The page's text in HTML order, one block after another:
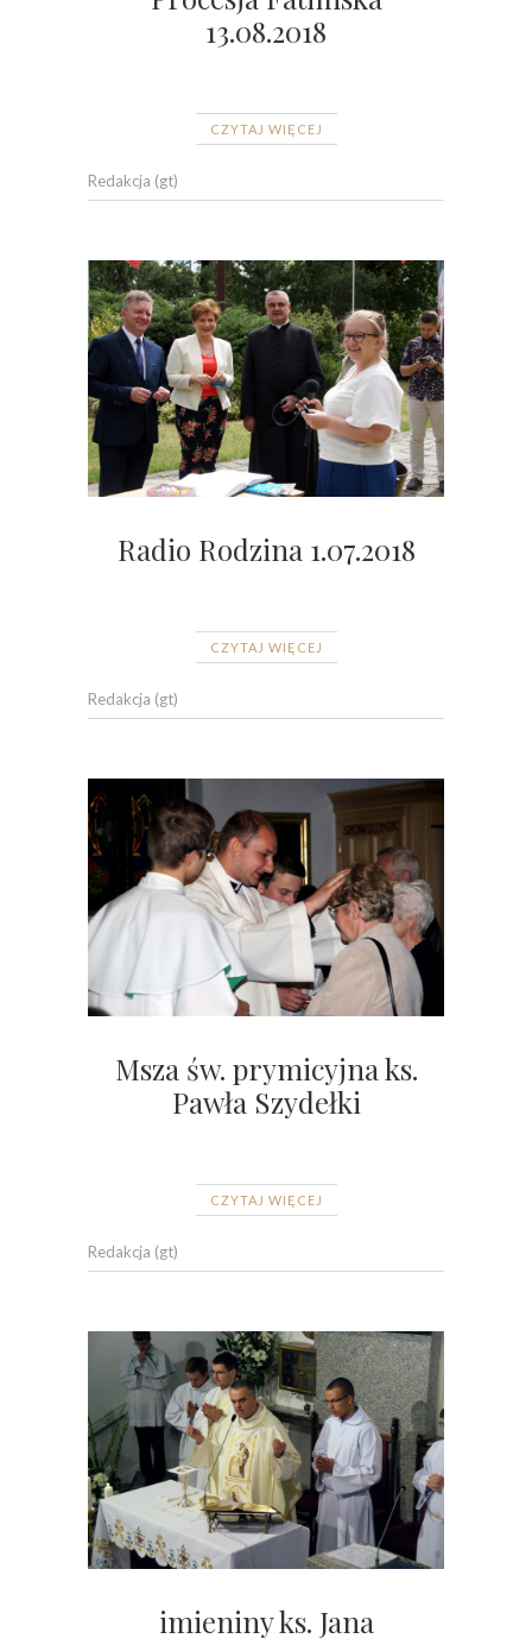
13.08.2018
CZYTAJ WIĘCEJ
Redakcja (gt)
Radio Rodzina 1.07.2018
CZYTAJ WIĘCEJ
Redakcja (gt)
Msza św. prymicyjna ks.
Pawła Szydełki
CZYTAJ WIĘCEJ
Redakcja (gt)
imieniny ks. Jana